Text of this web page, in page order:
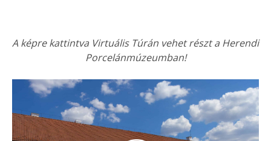
A képre kattintva Virtuális Túrán vehet részt a Herendi
Porcelánmúzeumban!